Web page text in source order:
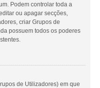
Podem controlar toda a
ou apagar secções,
criar Grupos de
possuem todos os poderes
de Utilizadores) em que